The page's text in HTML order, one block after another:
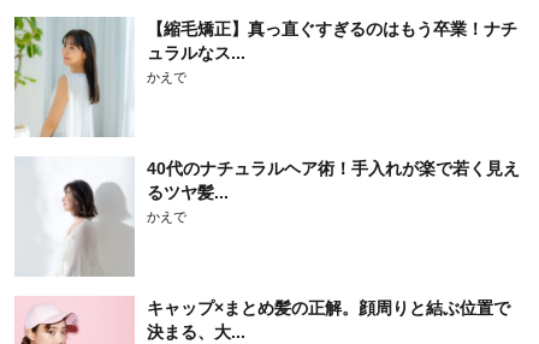
【縮毛矯正】真っ直ぐすぎるのはもう卒業！ナチ
ュラルなス...
かえで
40代のナチュラルヘア術！手入れが楽で若く見え
るツヤ髪...
かえで
キャップ×まとめ髪の正解。顔周りと結ぶ位置で
決まる、大...